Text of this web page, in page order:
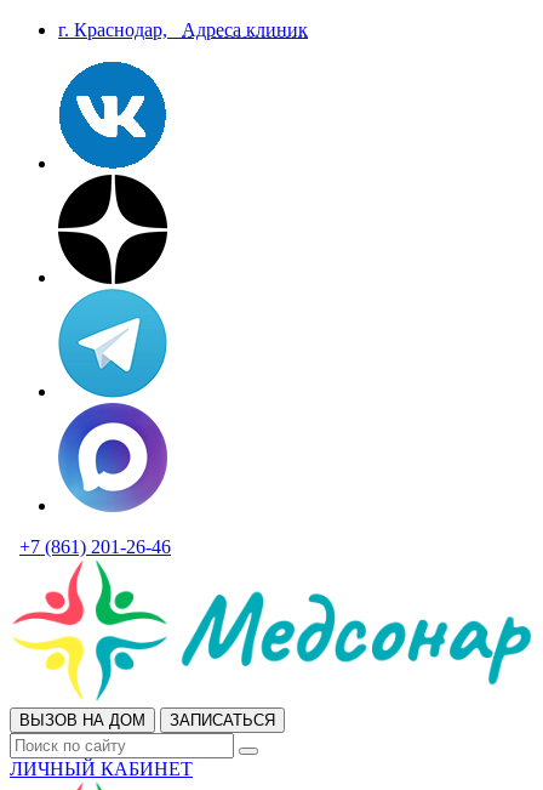
г. Краснодар, Aдреса клиник
+7 (861) 201-26-46
ВЫЗОВ НА ДОМ ЗАПИСАТЬСЯ
ЛИЧНЫЙ КАБИНЕТ